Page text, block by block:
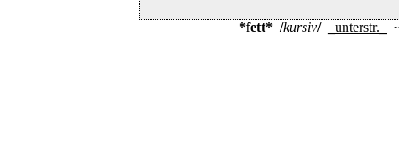
*fett* /kursiv/ unterstr. ~